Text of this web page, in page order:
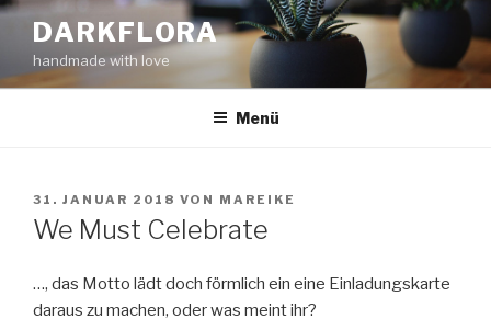
Zum
Inhalt
springen
DARKFLORA
handmade with love
Menü
VERÖFFENTLICHT
AM
31. JANUAR 2018 VON MAREIKE
We Must Celebrate
…, das Motto lädt doch förmlich ein eine Einladungskarte
daraus zu machen, oder was meint ihr?